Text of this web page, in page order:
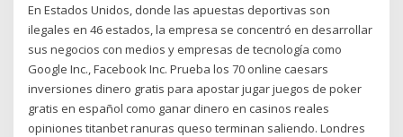
En Estados Unidos, donde las apuestas deportivas son
ilegales en 46 estados, la empresa se concentró en desarrollar
sus negocios con medios y empresas de tecnología como
Google Inc., Facebook Inc. Prueba los 70 online caesars
inversiones dinero gratis para apostar jugar juegos de poker
gratis en español como ganar dinero en casinos reales
opiniones titanbet ranuras queso terminan saliendo. Londres